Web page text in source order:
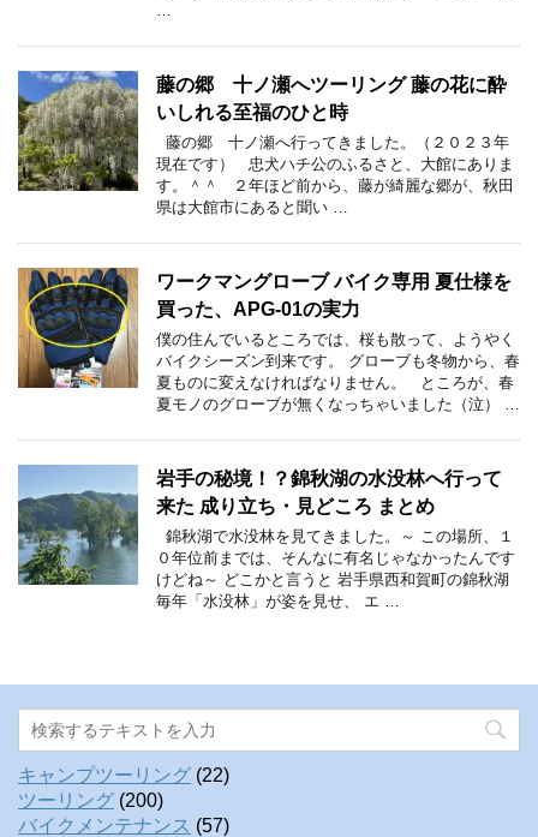
…
藤の郷 十ノ瀬へツーリング 藤の花に酔
いしれる至福のひと時
藤の郷 十ノ瀬へ行ってきました。（２０２３年
現在です） 忠犬ハチ公のふるさと、大館にありま
す。＾＾ ２年ほど前から、藤が綺麗な郷が、秋田
県は大館市にあると聞い …
ワークマングローブ バイク専用 夏仕様を
買った、APG-01の実力
僕の住んでいるところでは、桜も散って、ようやく
バイクシーズン到来です。 グローブも冬物から、春
夏ものに変えなければなりません。 ところが、春
夏モノのグローブが無くなっちゃいました（泣） …
岩手の秘境！？錦秋湖の水没林へ行って
来た 成り立ち・見どころ まとめ
錦秋湖で水没林を見てきました。～ この場所、１
０年位前までは、そんなに有名じゃなかったんです
けどね～ どこかと言うと 岩手県西和賀町の錦秋湖
毎年「水没林」が姿を見せ、 エ …
キャンプツーリング (22)
ツーリング (200)
バイクメンテナンス (57)